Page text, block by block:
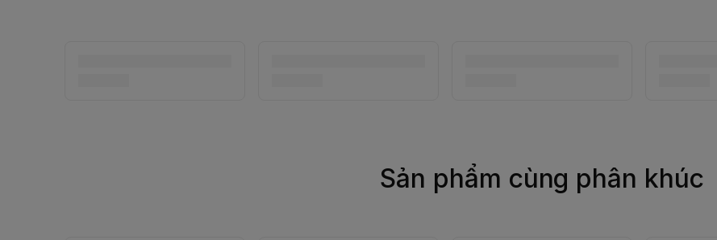
Sản phẩm cùng phân khúc